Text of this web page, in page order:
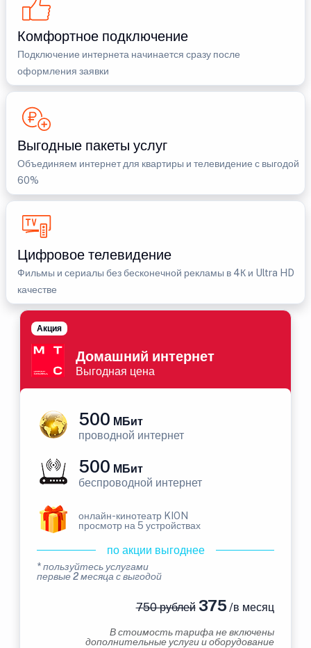
Комфортное подключение
Подключение интернета начинается сразу после
оформления заявки
Выгодные пакеты услуг
Объединяем интернет для квартиры и телевидение с выгодой
60%
Цифровое телевидение
Фильмы и сериалы без бесконечной рекламы в 4К и Ultra HD
качестве
Домашний интернет
Выгодная цена
Акция
500 МБит
проводной интернет
500 МБит
беспроводной интернет
онлайн-кинотеатр KION
просмотр на 5 устройствах
по акции выгоднее
* пользуйтесь услугами
первые 2 месяца с выгодой
750 рублей375 /в месяц
В стоимость тарифа не включены
дополнительные услуги и оборудование